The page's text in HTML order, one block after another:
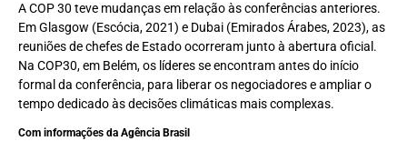
A COP 30 teve mudanças em relação às conferências anteriores.
Em Glasgow (Escócia, 2021) e Dubai (Emirados Árabes, 2023), as
reuniões de chefes de Estado ocorreram junto à abertura oficial.
Na COP30, em Belém, os líderes se encontram antes do início
formal da conferência, para liberar os negociadores e ampliar o
tempo dedicado às decisões climáticas mais complexas.
Com informações da Agência Brasil